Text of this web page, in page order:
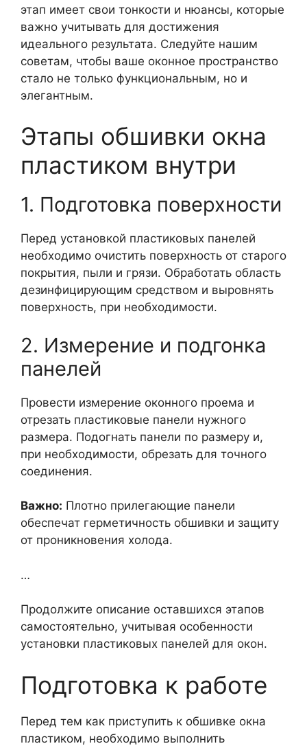
этап имеет свои тонкости и нюансы, которые
важно учитывать для достижения
идеального результата. Следуйте нашим
советам, чтобы ваше оконное пространство
стало не только функциональным, но и
элегантным.
Этапы обшивки окна
пластиком внутри
1. Подготовка поверхности
Перед установкой пластиковых панелей
необходимо очистить поверхность от старого
покрытия, пыли и грязи. Обработать область
дезинфицирующим средством и выровнять
поверхность, при необходимости.
2. Измерение и подгонка
панелей
Провести измерение оконного проема и
отрезать пластиковые панели нужного
размера. Подогнать панели по размеру и,
при необходимости, обрезать для точного
соединения.
Важно: Плотно прилегающие панели
обеспечат герметичность обшивки и защиту
от проникновения холода.
…
Продолжите описание оставшихся этапов
самостоятельно, учитывая особенности
установки пластиковых панелей для окон.
Подготовка к работе
Перед тем как приступить к обшивке окна
пластиком, необходимо выполнить